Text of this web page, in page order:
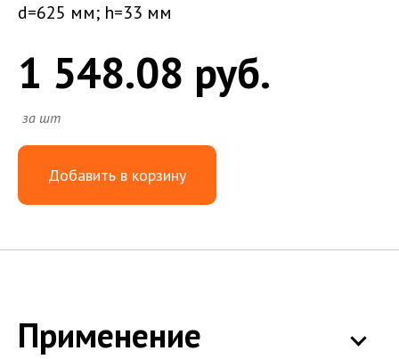
d=625 мм; h=33 мм
1 548.08 руб.
за шт
Добавить в корзину
Применение